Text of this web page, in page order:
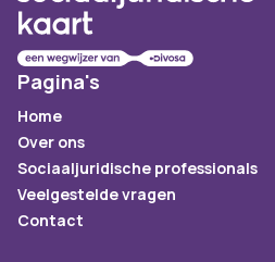
Pagina's
Home
Over ons
Sociaaljuridische professionals
Veelgestelde vragen
Contact